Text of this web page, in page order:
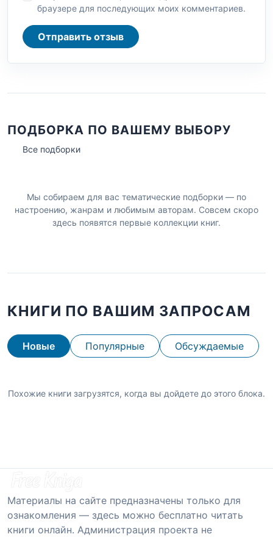
браузере для последующих моих комментариев.
Отправить отзыв
ПОДБОРКА ПО ВАШЕМУ ВЫБОРУ
Все подборки
Мы собираем для вас тематические подборки — по
настроению, жанрам и любимым авторам. Совсем скоро
здесь появятся первые коллекции книг.
КНИГИ ПО ВАШИМ ЗАПРОСАМ
Новые Популярные Обсуждаемые
Похожие книги загрузятся, когда вы дойдете до этого блока.
Материалы на сайте предназначены только для
ознакомления — здесь можно бесплатно читать
книги онлайн. Администрация проекта не